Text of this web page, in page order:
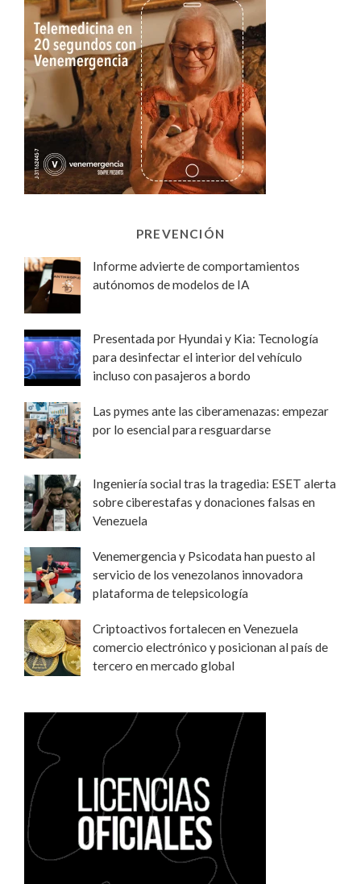
PREVENCIÓN
Informe advierte de comportamientos
autónomos de modelos de IA
Presentada por Hyundai y Kia: Tecnología
para desinfectar el interior del vehículo
incluso con pasajeros a bordo
Las pymes ante las ciberamenazas: empezar
por lo esencial para resguardarse
Ingeniería social tras la tragedia: ESET alerta
sobre ciberestafas y donaciones falsas en
Venezuela
Venemergencia y Psicodata han puesto al
servicio de los venezolanos innovadora
plataforma de telepsicología
Criptoactivos fortalecen en Venezuela
comercio electrónico y posicionan al país de
tercero en mercado global